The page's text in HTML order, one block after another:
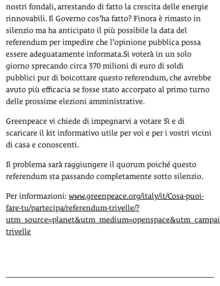
nostri fondali, arrestando di fatto la crescita delle energie
rinnovabili. Il Governo cos’ha fatto? Finora è rimasto in
silenzio ma ha anticipato il più possibile la data del
referendum per impedire che l’opinione pubblica possa
essere adeguatamente informata.Si voterà in un solo
giorno sprecando circa 370 milioni di euro di soldi
pubblici pur di boicottare questo referendum, che avrebbe
avuto più efficacia se fosse stato accorpato al primo turno
delle prossime elezioni amministrative.
Greenpeace vi chiede di impegnarvi a votare Sì e di
scaricare il kit informativo utile per voi e per i vostri vicini
di casa e conoscenti.
Il problema sarà raggiungere il quorum poiché questo
referendum sta passando completamente sotto silenzio.
Per informazioni: www.greenpeace.org/italy/it/Cosa-puoi-
fare-tu/partecipa/referendum-trivelle/?
trivelle